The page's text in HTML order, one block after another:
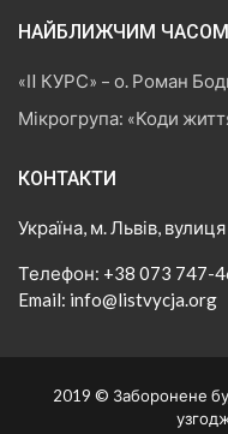
НАЙБЛИЖЧИМ ЧАСОМ
«ІI КУРС» – о. Роман
Мікрогрупа: «Коди
КОНТАКТИ
Україна, м. Львів,
Телефон: +38 073 747-
Email: info@listvycja.org
2019 © Заборонене